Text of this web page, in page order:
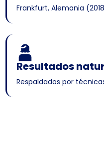
Frankfurt, Alemania
Resultados
Respaldados por